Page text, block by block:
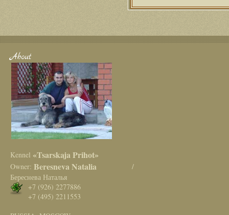
About
Kennel «Tsarskaja Prihot»
Owner: Beresneva Natalia /
Береснева Наталья
+7 (926) 2277886
+7 (495) 2211553